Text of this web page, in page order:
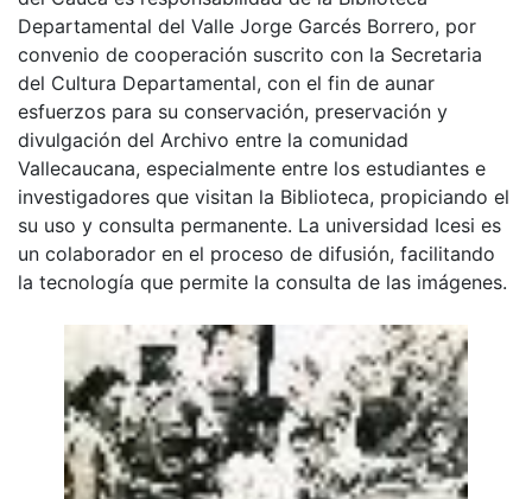
Departamental del Valle Jorge Garcés Borrero, por
convenio de cooperación suscrito con la Secretaria
del Cultura Departamental, con el fin de aunar
esfuerzos para su conservación, preservación y
divulgación del Archivo entre la comunidad
Vallecaucana, especialmente entre los estudiantes e
investigadores que visitan la Biblioteca, propiciando el
su uso y consulta permanente. La universidad Icesi es
un colaborador en el proceso de difusión, facilitando
la tecnología que permite la consulta de las imágenes.